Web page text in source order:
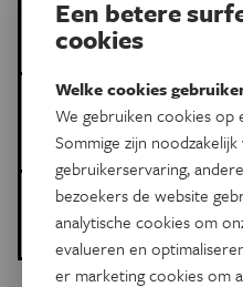
Gezondheid en
Meer artikels van deze auteur
Meer over de volgende
Gezondheid voedingswaarde
Gepubliceerd op:
31 augustus 2018
Een betere
cookies
Welke cookies
We gebruiken cookies op
Sommige zijn
gebruikerservaring,
bezoekers de website
analytische cookies om
evalueren en
er marketing cookies om